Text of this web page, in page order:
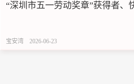
“深圳市五一劳动奖章”获得者、
宝安湾 2026-06-23